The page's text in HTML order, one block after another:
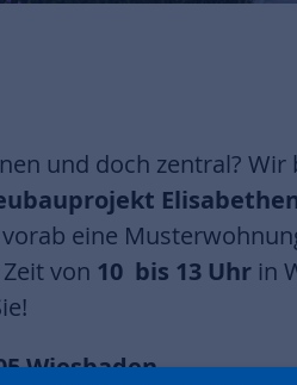
und doch zentral? Wir
eine
von 10 bis 13 Uhr in
Wiesbaden